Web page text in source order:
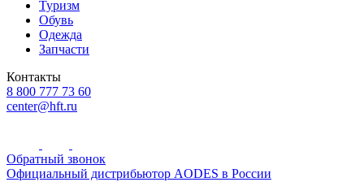
Туризм
Обувь
Одежда
Запчасти
Контакты
8 800 777 73 60
center@hft.ru
Обратный звонок
Официальный дистрибьютор AODES в России